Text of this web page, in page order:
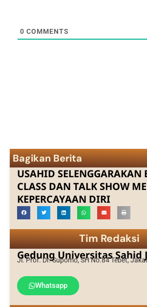
0 COMMENTS
Bagikan Berita
USAHID SELENGGARAKAN
CLASS DAN TALK SHOW
KEPERCAYAAN DIRI
Tim Redaksi
Gedung Universitas Sahid
Jl. Prof. Dr. Supomo, SH No.84 Tebet,
Whatsapp